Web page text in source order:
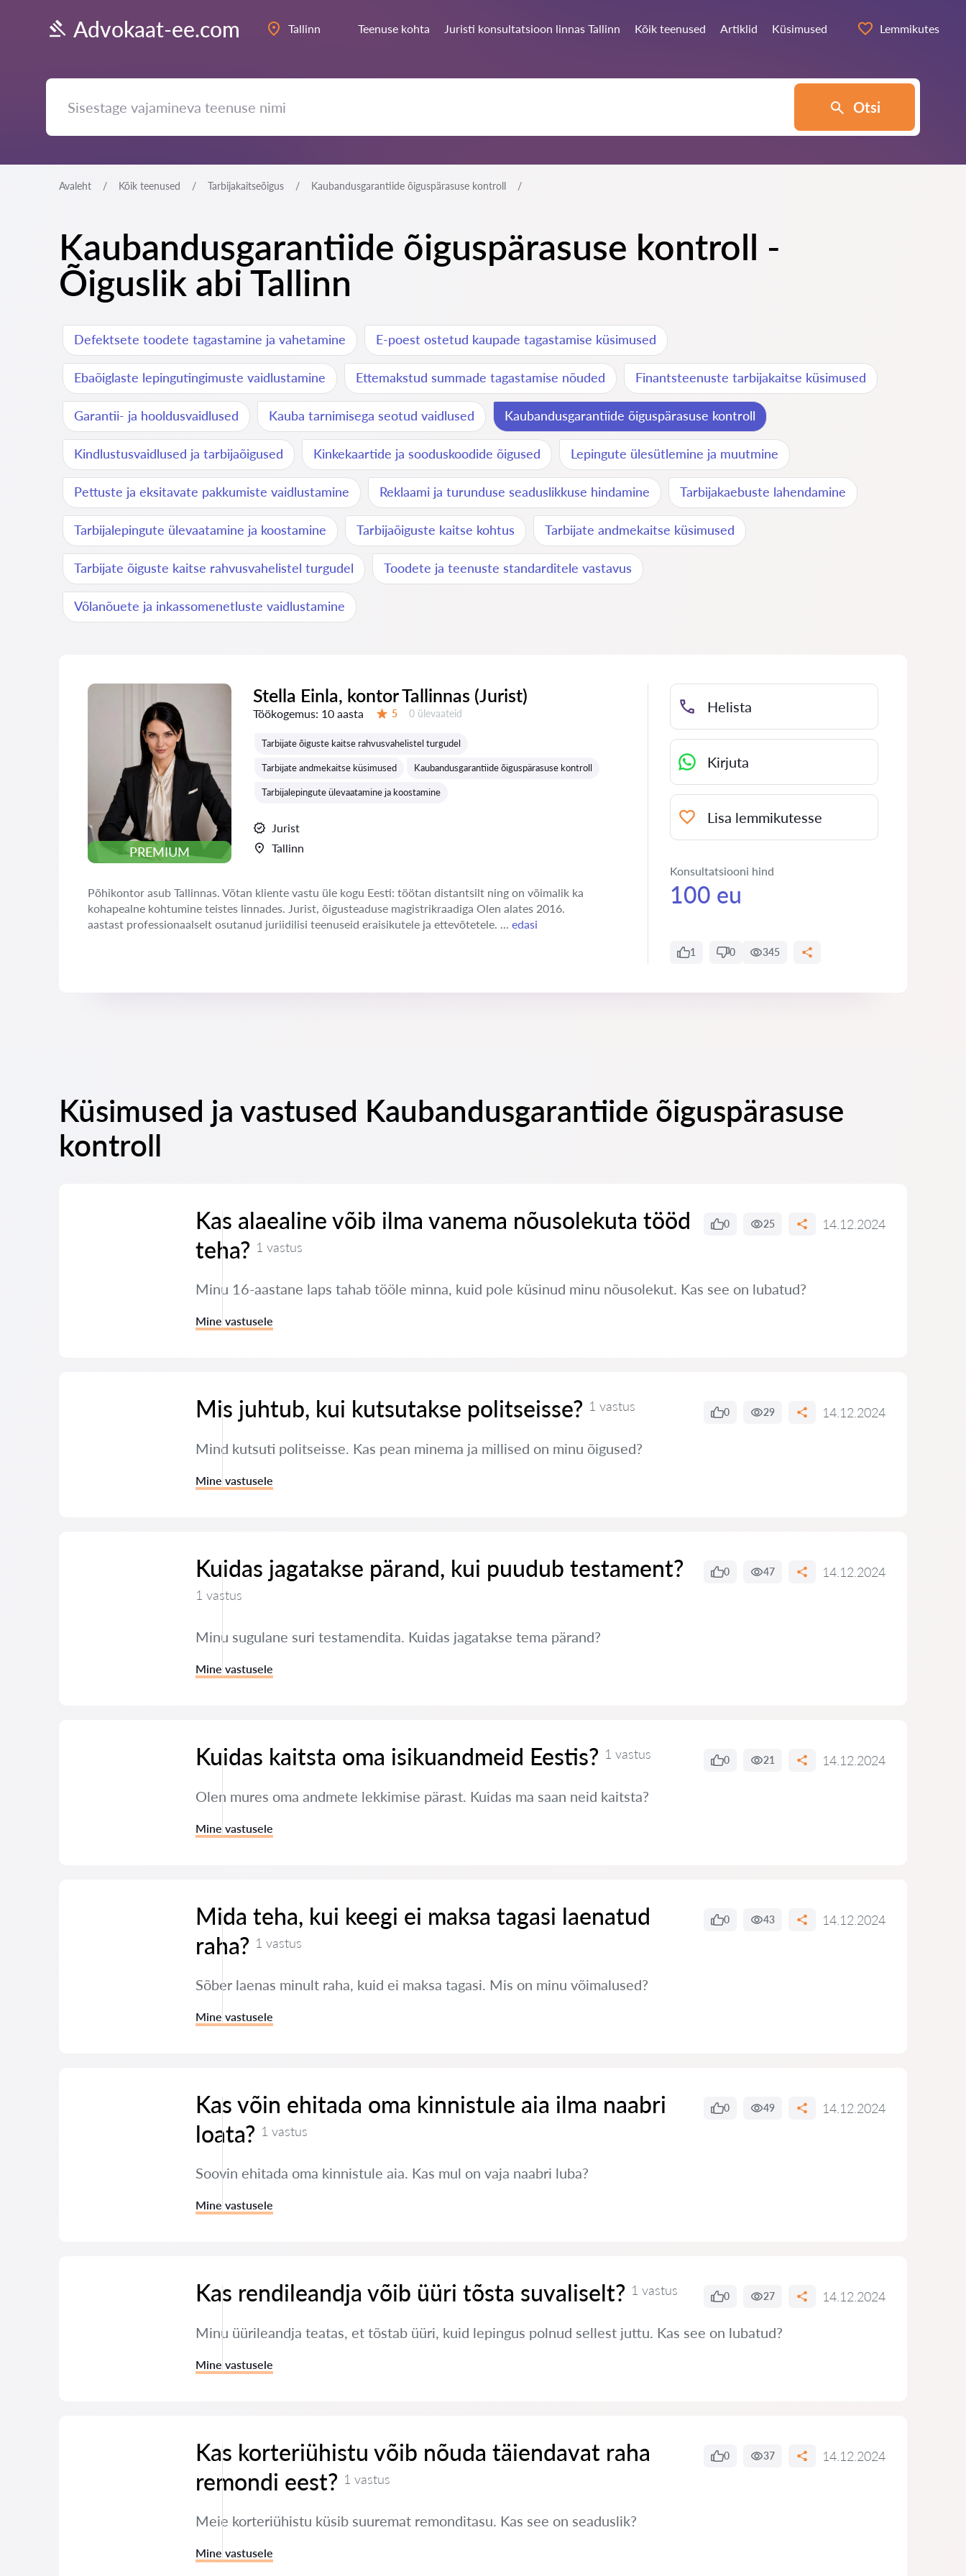
Advokaat-ee.com Tallinn Teenuse kohta Juristi konsultatsioon linnas Tallinn Kõik teenused Artiklid Küsimused Lemmikutes
Otsi
Avaleht Kõik teenused Tarbijakaitseõigus Kaubandusgarantiide õiguspärasuse kontroll
Kaubandusgarantiide õiguspärasuse kontroll -
Õiguslik abi Tallinn
Defektsete toodete tagastamine ja vahetamine E-poest ostetud kaupade tagastamise küsimused
Ebaõiglaste lepingutingimuste vaidlustamine Ettemakstud summade tagastamise nõuded Finantsteenuste tarbijakaitse küsimused
Garantii- ja hooldusvaidlused Kauba tarnimisega seotud vaidlused Kaubandusgarantiide õiguspärasuse kontroll
Kindlustusvaidlused ja tarbijaõigused Kinkekaartide ja sooduskoodide õigused Lepingute ülesütlemine ja muutmine
Pettuste ja eksitavate pakkumiste vaidlustamine Reklaami ja turunduse seaduslikkuse hindamine Tarbijakaebuste lahendamine
Tarbijalepingute ülevaatamine ja koostamine Tarbijaõiguste kaitse kohtus Tarbijate andmekaitse küsimused
Tarbijate õiguste kaitse rahvusvahelistel turgudel Toodete ja teenuste standarditele vastavus
Võlanõuete ja inkassomenetluste vaidlustamine
PREMIUM
Stella Einla, kontor Tallinnas (Jurist)
Töökogemus: 10 aasta 5 Ülevaateid:
0 ülevaateid
Tarbijate õiguste kaitse rahvusvahelistel turgudel
Tarbijate andmekaitse küsimused Kaubandusgarantiide õiguspärasuse kontroll
Tarbijalepingute ülevaatamine ja koostamine
Jurist
Tallinn
Põhikontor asub Tallinnas. Võtan kliente vastu üle kogu Eesti: töötan distantsilt ning on võimalik ka
kohapealne kohtumine teistes linnades. Jurist, õigusteaduse magistrikraadiga Olen alates 2016.
aastast professionaalselt osutanud juriidilisi teenuseid eraisikutele ja ettevõtetele. ... edasi
Helista
Kirjuta
Lisa lemmikutesse
Konsultatsiooni hind
100 eu
1 0 345
Küsimused ja vastused Kaubandusgarantiide õiguspärasuse
kontroll
Kas alaealine võib ilma vanema nõusolekuta tööd
teha? 1 vastus
0 25 14.12.2024
Minu 16-aastane laps tahab tööle minna, kuid pole küsinud minu nõusolekut. Kas see on lubatud?
Mine vastusele
Mis juhtub, kui kutsutakse politseisse? 1 vastus 0 29 14.12.2024
Mind kutsuti politseisse. Kas pean minema ja millised on minu õigused?
Mine vastusele
Kuidas jagatakse pärand, kui puudub testament?
1 vastus
0 47 14.12.2024
Minu sugulane suri testamendita. Kuidas jagatakse tema pärand?
Mine vastusele
Kuidas kaitsta oma isikuandmeid Eestis? 1 vastus 0 21 14.12.2024
Olen mures oma andmete lekkimise pärast. Kuidas ma saan neid kaitsta?
Mine vastusele
Mida teha, kui keegi ei maksa tagasi laenatud
raha? 1 vastus
0 43 14.12.2024
Sõber laenas minult raha, kuid ei maksa tagasi. Mis on minu võimalused?
Mine vastusele
Kas võin ehitada oma kinnistule aia ilma naabri
loata? 1 vastus
0 49 14.12.2024
Soovin ehitada oma kinnistule aia. Kas mul on vaja naabri luba?
Mine vastusele
Kas rendileandja võib üüri tõsta suvaliselt? 1 vastus 0 27 14.12.2024
Minu üürileandja teatas, et tõstab üüri, kuid lepingus polnud sellest juttu. Kas see on lubatud?
Mine vastusele
Kas korteriühistu võib nõuda täiendavat raha
remondi eest? 1 vastus
0 37 14.12.2024
Meie korteriühistu küsib suuremat remonditasu. Kas see on seaduslik?
Mine vastusele